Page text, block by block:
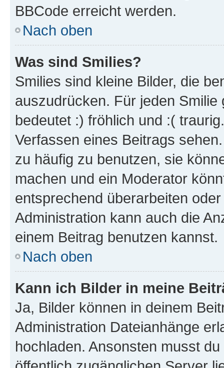
BBCode erreicht werden.
Nach oben
Was sind Smilies?
Smilies sind kleine Bilder, die
auszudrücken. Für jeden
bedeutet :) fröhlich und :(
Verfassen eines Beitrags
zu häufig zu benutzen, sie
machen und ein Moderator
entsprechend überarbeiten
Administration kann auch die
einem Beitrag benutzen kannst.
Nach oben
Kann ich Bilder in meine
Ja, Bilder können in deinem
Administration Dateianhänge
hochladen. Ansonsten musst